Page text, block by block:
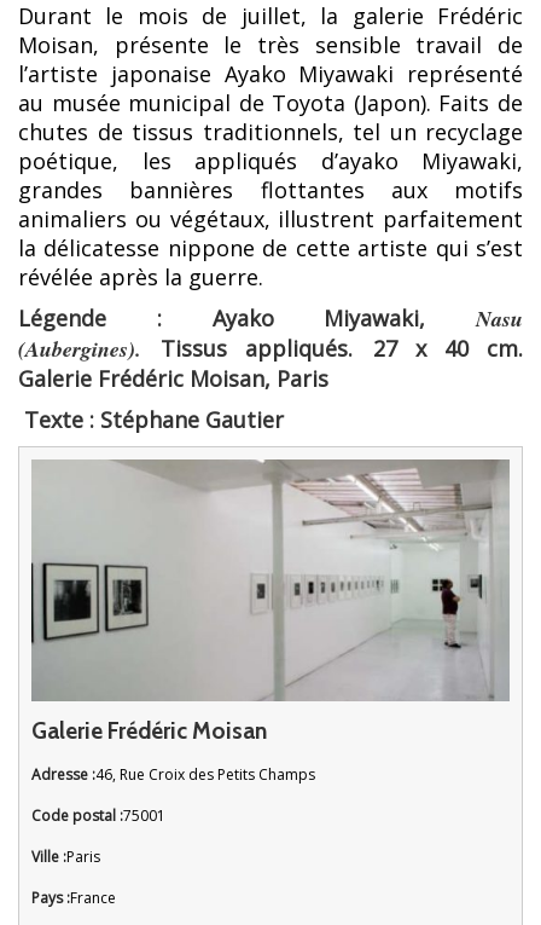
Durant le mois de juillet, la galerie Frédéric
Moisan, présente le très sensible travail de
l’artiste japonaise Ayako Miyawaki représenté
au musée municipal de Toyota (Japon). Faits de
chutes de tissus traditionnels, tel un recyclage
poétique, les appliqués d’ayako Miyawaki,
grandes bannières flottantes aux motifs
animaliers ou végétaux, illustrent parfaitement
la délicatesse nippone de cette artiste qui s’est
révélée après la guerre.
Légende : Ayako Miyawaki,Nasu
(Aubergines). Tissus appliqués.
27 x 40 cm.
Galerie Frédéric Moisan, Paris
Texte : Stéphane Gautier
Galerie Frédéric Moisan
Adresse :46, Rue Croix des Petits Champs
Code postal :75001
Ville :Paris
Pays :France